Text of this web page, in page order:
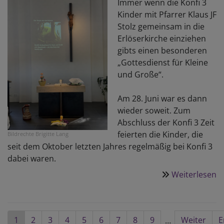
Bildrechte Brigitte Lang
Immer wenn die Konfi 3
Kinder mit Pfarrer Klaus JF
Stolz gemeinsam in die
Erlöserkirche einziehen
gibts einen besonderen
„Gottesdienst für Kleine
und Große“.
Am 28. Juni war es dann
wieder soweit. Zum
Abschluss der Konfi 3 Zeit
feierten die Kinder, die
seit dem Oktober letzten Jahres regelmäßig bei Konfi 3
dabei waren.
Weiterlesen
Seitennummerierung
Aktuelle
1 Seite
2 Seite
3 Seite
4 Seite
5 Seite
6 Seite
7 Seite
8 Seite
9 …
Nächste
Weiter